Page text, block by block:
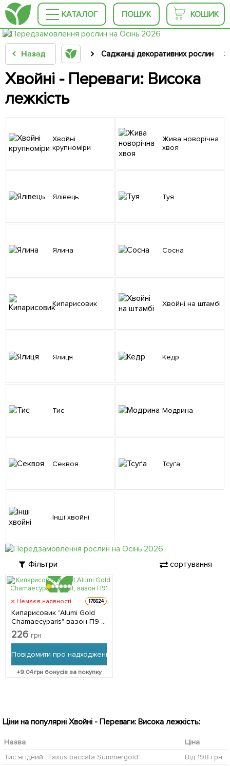
КАТАЛОГ ПОШУК КОШИК
Назад Саджанці декоративних рослин
Хвойні - Переваги: Висока
лежкість
Хвойні
крупноміри
Жива новорічна
хвоя
Ялівець Туя
Ялина Сосна
Кипарисовик Хвойні на штамбі
Ялиця Кедр
Тис Модрина
Секвоя Тсуґа
Інші хвойні
Фільтри сортування
Немає в наявності 176624
Кипарисовик "Alumi Gold
Chamaecyparis" вазон П9 1
саджанець в упаковці
226 грн
Повідомити про надходження
+9.04грн бонусів за покупку
Ціни на популярні Хвойні - Переваги: Висока лежкість:
Назва
Ціна
Тис ягідний "Taxus baccata Summergold"
Від 198 грн.